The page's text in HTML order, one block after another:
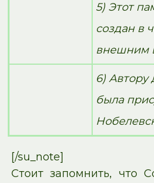
5) Этот
создан в
внешним
6) Автору
была
[/su_note]
Стоит запомнить, что